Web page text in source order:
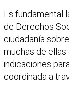
Es fundamental
de Derechos
ciudadanía
muchas de ellas
indicaciones
coordinada a